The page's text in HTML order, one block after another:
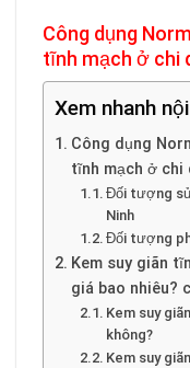
Công dụng
tĩnh mạch ở chi
Xem nhanh
Công dụng
tĩnh mạch ở chi
Đối tượng sử
Ninh
Đối tượng
Kem suy giãn
giá bao nhiêu?
Kem suy
không?
Kem suy